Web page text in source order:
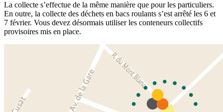
La collecte s’effectue de la même manière que pour les particuliers.
En outre, la collecte des déchets en bacs roulants s’est arrêté les 6 et
7 février. Vous devez désormais utiliser les conteneurs collectifs
provisoires mis en place.